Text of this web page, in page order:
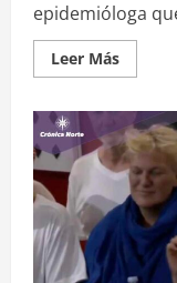
epidemióloga
Leer MásLeer
más
Israel
flotilla
rumbo
a
Gaza